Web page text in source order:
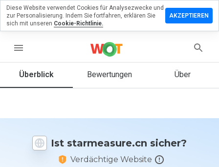
menu
Überblick Bewertungen Über
Ist starmeasure.cn sicher?
Verdächtige Website
zu
Sie diese
auf einer
Skala von
Diese Website verwendet Cookies für Analysezwecke und
zur Personalisierung. Indem Sie fortfahren, erklären Sie
sich mit unseren Cookie-Richtlinie.
AKZEPTIEREN